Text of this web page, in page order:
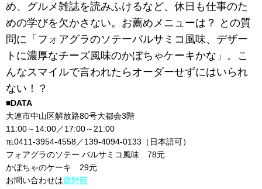
め、グルメ雑誌を読みふけるなど、休日も仕事のた
めの学びを欠かさない。お薦めメニューは？ との質
問に「フォアグラのソテーバルサミコ風味、デザー
トに濃厚なチーズ風味のかぼちゃケーキかな」。こ
んなスマイルで言われたらオーダーせずにはいられ
ない！？
■DATA
大連市中山区解放路80号大都会3階
11:00～14:00／17:00～21:00
℡0411-3954-4558／139-4094-0133（日本語可）
フォアグラのソテー バルサミコ風味 78元
かぼちゃのケーキ 29元
お問い合わせは鹿野苑